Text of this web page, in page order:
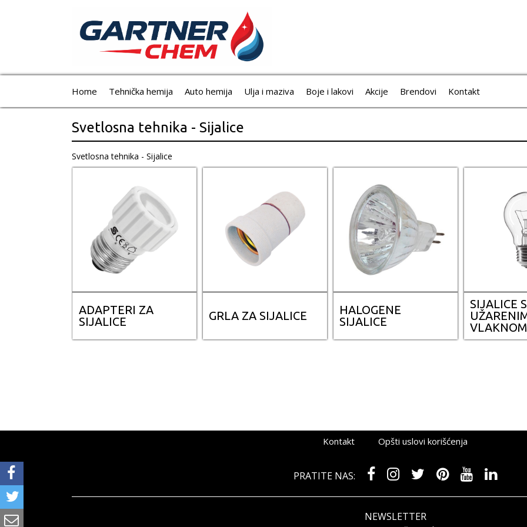
Home Tehnička hemija Auto hemija Ulja i maziva Boje i lakovi Akcije Brendovi Kontakt
Svetlosna tehnika - Sijalice
Svetlosna tehnika - Sijalice
ADAPTERI ZA
SIJALICE
GRLA ZA SIJALICE
HALOGENE
SIJALICE
SIJALICE
VLAKNOM
Kontakt Opšti uslovi korišćenja
PRATITE NAS:
NEWSLETTER